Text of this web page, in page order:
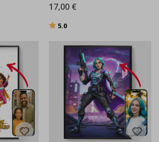
17,00 €
Bewertung:
5.0